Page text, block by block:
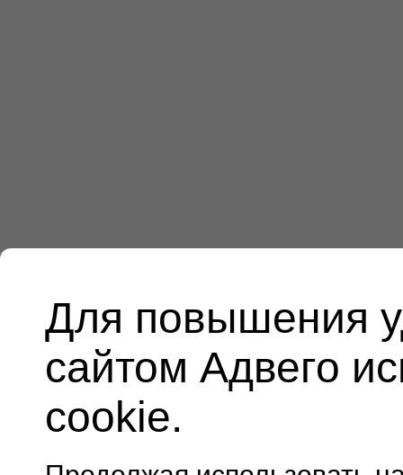
Для повышения
сайтом Адвего
cookie.